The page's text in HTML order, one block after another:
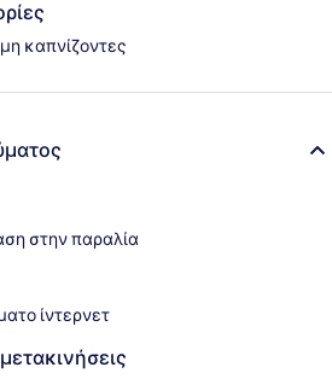
καπνίζοντες
στην παραλία
ίντερνετ